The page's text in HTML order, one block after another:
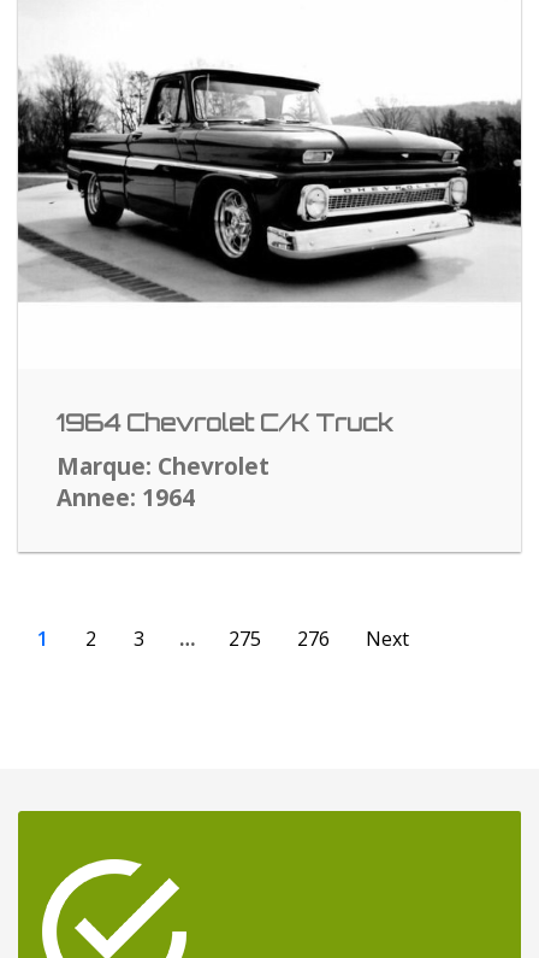
1964 Chevrolet C/K Truck
Marque: Chevrolet
Annee: 1964
1 2 3 … 275 276 Next